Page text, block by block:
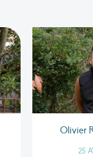
Olivier
25